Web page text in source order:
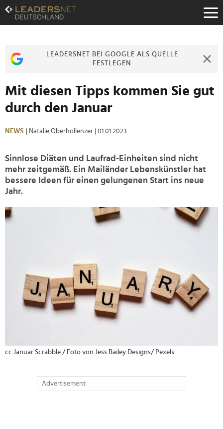
Zum
Inhalt
Zur
Zur
LEADERSNET BEI GOOGLE ALS QUELLE
FESTLEGEN
Mit diesen Tipps kommen Sie gut
durch den Januar
NEWS | Natalie Oberhollenzer | 01.01.2023
Sinnlose Diäten und Laufrad-Einheiten sind nicht
mehr zeitgemäß. Ein Mailänder Lebenskünstler hat
bessere Ideen für einen gelungenen Start ins neue
Jahr.
>
cc Januar Scrabble / Foto von Jess Bailey Designs/ Pexels
Advertisement